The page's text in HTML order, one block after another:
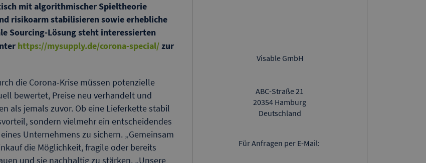
mit algorithmischer Spieltheorie
risikoarm stabilisieren sowie erhebliche
Sourcing-Lösung steht interessierten
https://mysupply.de/corona-special/zur
die Corona-Krise müssen potenzielle
bewertet, Preise neu verhandelt und
als jemals zuvor. Ob eine Lieferkette stabil
sondern vielmehr ein entscheidendes
Unternehmens zu sichern. „Gemeinsam
die Möglichkeit, fragile oder bereits
und sie nachhaltig zu stärken. „Unsere
Visable GmbH
ABC-Straße 21
20354 Hamburg
Deutschland
Für Anfragen per E-Mail: